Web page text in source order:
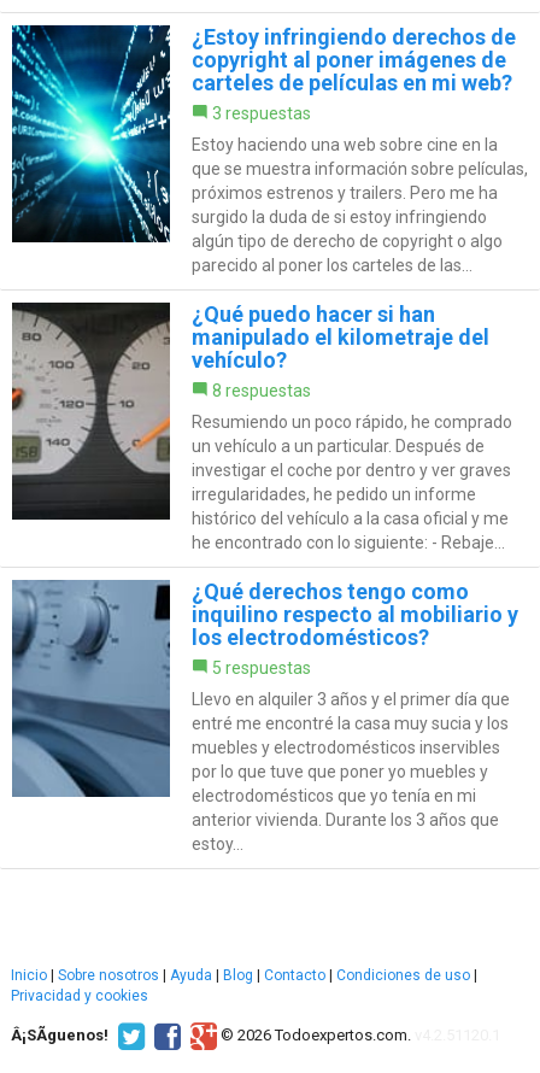
¿Estoy infringiendo derechos de
copyright al poner imágenes de
carteles de películas en mi web?
3 respuestas
Estoy haciendo una web sobre cine en la
que se muestra información sobre películas,
próximos estrenos y trailers. Pero me ha
surgido la duda de si estoy infringiendo
algún tipo de derecho de copyright o algo
parecido al poner los carteles de las...
¿Qué puedo hacer si han
manipulado el kilometraje del
vehículo?
8 respuestas
Resumiendo un poco rápido, he comprado
un vehículo a un particular. Después de
investigar el coche por dentro y ver graves
irregularidades, he pedido un informe
histórico del vehículo a la casa oficial y me
he encontrado con lo siguiente: - Rebaje...
¿Qué derechos tengo como
inquilino respecto al mobiliario y
los electrodomésticos?
5 respuestas
Llevo en alquiler 3 años y el primer día que
entré me encontré la casa muy sucia y los
muebles y electrodomésticos inservibles
por lo que tuve que poner yo muebles y
electrodomésticos que yo tenía en mi
anterior vivienda. Durante los 3 años que
estoy...
Inicio | Sobre nosotros | Ayuda | Blog | Contacto | Condiciones de uso |
Privacidad y cookies
Â¡SÃ­guenos! © 2026 Todoexpertos.com.